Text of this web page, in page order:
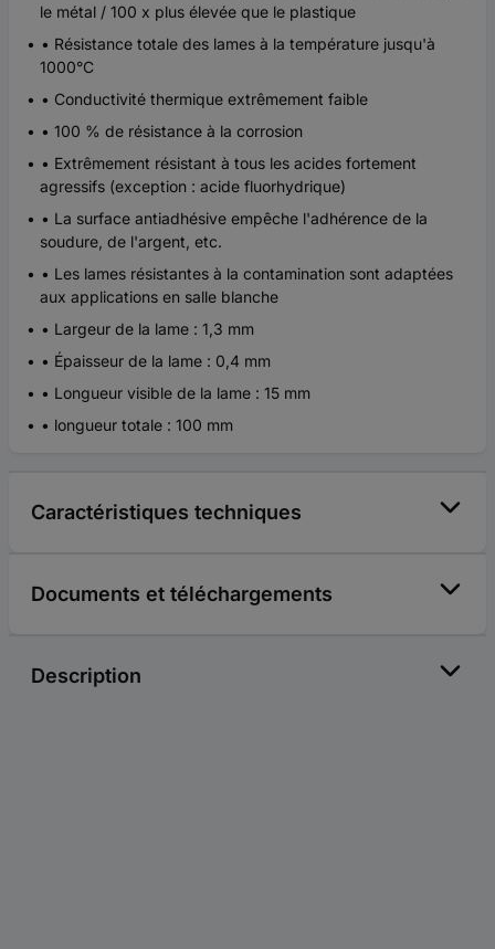
le métal / 100 x plus élevée que le plastique
• Résistance totale des lames à la température jusqu'à
1000°C
• Conductivité thermique extrêmement faible
• 100 % de résistance à la corrosion
• Extrêmement résistant à tous les acides fortement
agressifs (exception : acide fluorhydrique)
• La surface antiadhésive empêche l'adhérence de la
soudure, de l'argent, etc.
• Les lames résistantes à la contamination sont adaptées
aux applications en salle blanche
• Largeur de la lame : 1,3 mm
• Épaisseur de la lame : 0,4 mm
• Longueur visible de la lame : 15 mm
• longueur totale : 100 mm
Caractéristiques techniques
Documents et téléchargements
Description